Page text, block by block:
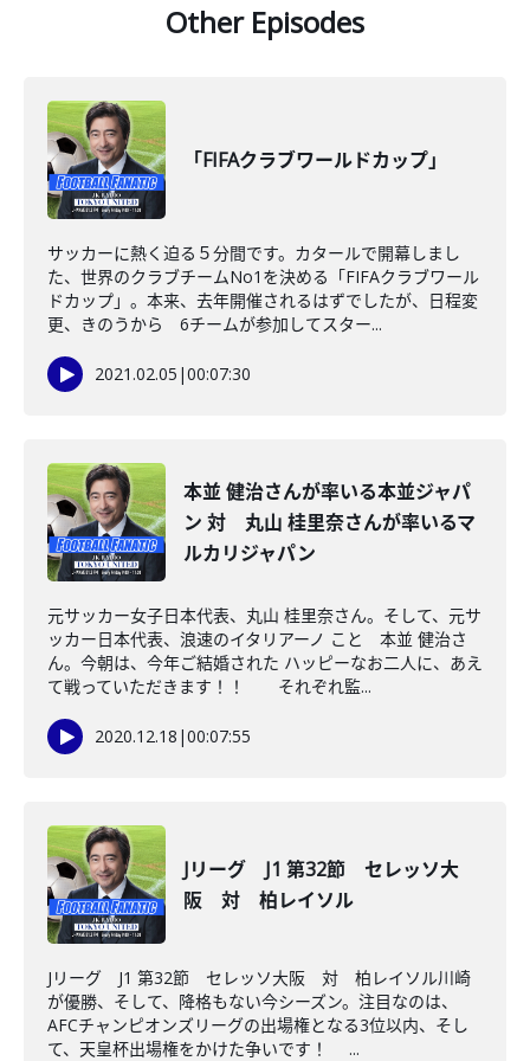
Other Episodes
「FIFAクラブワールドカップ」
サッカーに熱く迫る５分間です。カタールで開幕しまし
た、世界のクラブチームNo1を決める「FIFAクラブワール
ドカップ」。本来、去年開催されるはずでしたが、日程変
更、きのうから 6チームが参加してスター...
2021.02.05 |00:07:30
本並 健治さんが率いる本並ジャパ
ン 対 丸山 桂里奈さんが率いるマ
ルカリジャパン
元サッカー女子日本代表、丸山 桂里奈さん。そして、元サ
ッカー日本代表、浪速のイタリアーノ こと 本並 健治さ
ん。今朝は、今年ご結婚された ハッピーなお二人に、あえ
て戦っていただきます！！ それぞれ監...
2020.12.18 |00:07:55
Jリーグ J1 第32節 セレッソ大
阪 対 柏レイソル
Jリーグ J1 第32節 セレッソ大阪 対 柏レイソル川崎
が優勝、そして、降格もない今シーズン。注目なのは、
AFCチャンピオンズリーグの出場権となる3位以内、そし
て、天皇杯出場権をかけた争いです！ ...